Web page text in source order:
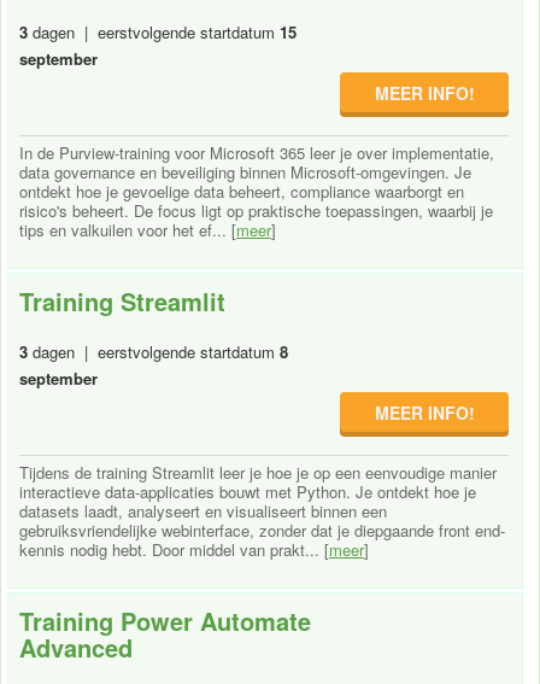
3 dagen | eerstvolgende startdatum 15
september
MEER INFO!
In de Purview-training voor Microsoft 365 leer je over implementatie,
data governance en beveiliging binnen Microsoft-omgevingen. Je
ontdekt hoe je gevoelige data beheert, compliance waarborgt en
risico's beheert. De focus ligt op praktische toepassingen, waarbij je
tips en valkuilen voor het ef... [meer]
Training Streamlit
3 dagen | eerstvolgende startdatum 8
september
MEER INFO!
Tijdens de training Streamlit leer je hoe je op een eenvoudige manier
interactieve data-applicaties bouwt met Python. Je ontdekt hoe je
datasets laadt, analyseert en visualiseert binnen een
gebruiksvriendelijke webinterface, zonder dat je diepgaande front end-
kennis nodig hebt. Door middel van prakt... [meer]
Training Power Automate
Advanced